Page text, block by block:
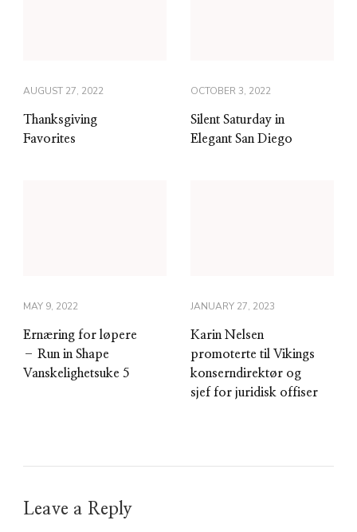
AUGUST 27, 2022
Thanksgiving
Favorites
OCTOBER 3, 2022
Silent Saturday in
Elegant San Diego
MAY 9, 2022
Ernæring for løpere
– Run in Shape
Vanskelighetsuke 5
JANUARY 27, 2023
Karin Nelsen
promoterte til Vikings
konserndirektør og
sjef for juridisk offiser
Leave a Reply